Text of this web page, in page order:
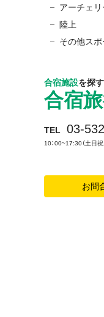
合宿施設を探
合宿
TEL 03-
10：00~17:30（土日祝
お問
アーチェリ
陸上
その他スポ